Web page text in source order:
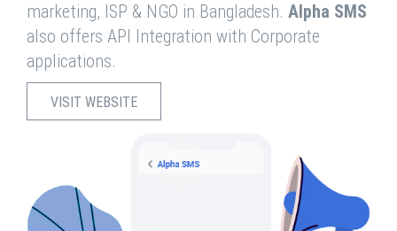
marketing, ISP & NGO in Bangladesh. Alpha SMS
also offers API Integration with Corporate
applications.
VISIT WEBSITE